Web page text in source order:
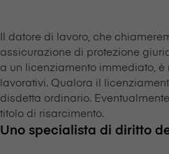
Il datore di lavoro, che
assicurazione di protezione
a un licenziamento immediato,
lavorativi. Qualora il
disdetta ordinario.
titolo di risarcimento.
Uno specialista di diritto